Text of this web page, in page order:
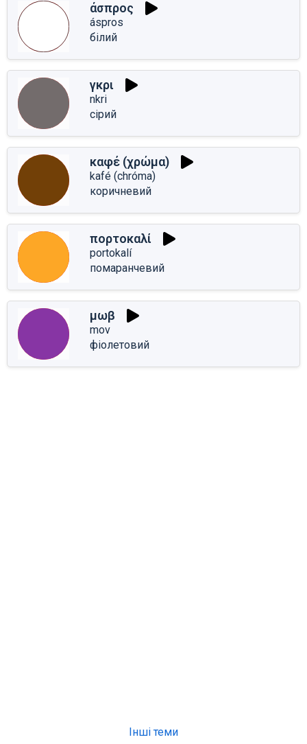
άσπρος
áspros
білий
γκρι
nkri
сірий
καφέ (χρώμα)
kafé (chróma)
коричневий
πορτοκαλί
portokalí
помаранчевий
μωβ
mov
фіолетовий
Інші теми